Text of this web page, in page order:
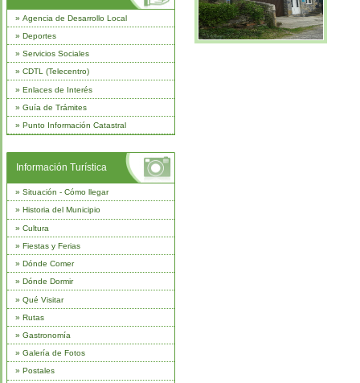
» Agencia de Desarrollo Local
» Deportes
» Servicios Sociales
» CDTL (Telecentro)
» Enlaces de Interés
» Guía de Trámites
» Punto Información Catastral
Información Turística
» Situación - Cómo llegar
» Historia del Municipio
» Cultura
» Fiestas y Ferias
» Dónde Comer
» Dónde Dormir
» Qué Visitar
» Rutas
» Gastronomía
» Galería de Fotos
» Postales